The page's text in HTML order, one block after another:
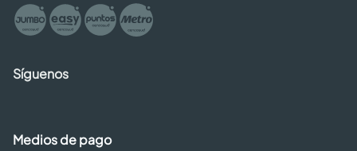
Síguenos
Medios de pago